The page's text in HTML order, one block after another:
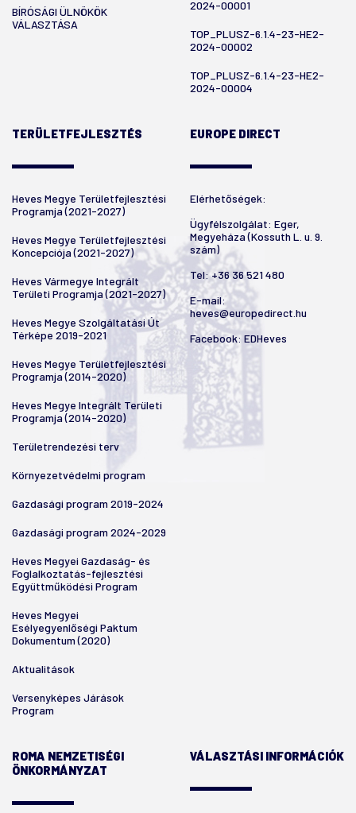
BÍRÓSÁGI ÜLNÖKÖK
VÁLASZTÁSA
2024-00001
TOP_PLUSZ-6.1.4-23-HE2-
2024-00002
TOP_PLUSZ-6.1.4-23-HE2-
2024-00004
TERÜLETFEJLESZTÉS
Heves Megye Területfejlesztési
Programja (2021-2027)
Heves Megye Területfejlesztési
Koncepciója (2021-2027)
Heves Vármegye Integrált
Területi Programja (2021-2027)
Heves Megye Szolgáltatási Út
Térképe 2019-2021
Heves Megye Területfejlesztési
Programja (2014-2020)
Heves Megye Integrált Területi
Programja (2014-2020)
Területrendezési terv
Környezetvédelmi program
Gazdasági program 2019-2024
Gazdasági program 2024-2029
Heves Megyei Gazdaság- és
Foglalkoztatás-fejlesztési
Együttműködési Program
Heves Megyei
Esélyegyenlőségi Paktum
Dokumentum (2020)
Aktualitások
Versenyképes Járások
Program
EUROPE DIRECT
Elérhetőségek:
Ügyfélszolgálat: Eger,
Megyeháza (Kossuth L. u. 9.
szám)
Tel:+36 36 521 480
E-mail:
heves@europedirect.hu
Facebook: EDHeves
ROMA NEMZETISÉGI
ÖNKORMÁNYZAT
VÁLASZTÁSI INFORMÁCIÓK